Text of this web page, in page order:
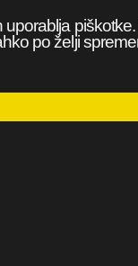
uporablja
po želji